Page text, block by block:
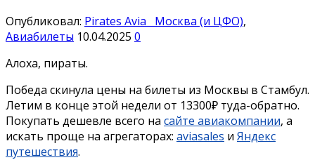
Опубликовал: Pirates Avia Москва (и ЦФО),
Авиабилеты 10.04.2025 0
Алоха, пираты.
Победа скинула цены на билеты из Москвы в Стамбул.
Летим в конце этой недели от 13300₽ туда-обратно.
Покупать дешевле всего на сайте авиакомпании, а
искать проще на агрегаторах: aviasales и Яндекс
путешествия.